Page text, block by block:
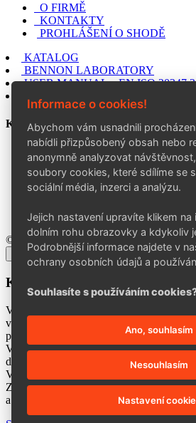
O FIRMĚ
KONTAKTY
PROHLÁŠENÍ O SHODĚ
KATALOG
BENNON LABORATORY
USER MANUAL – EN ISO
USER MANUAL – EN ISO
KONTAKT
BENNON Group a. s.
Šedesátá 7015, 760 01 Zlín
+420 602 757 164
info@bennon.cz
© 2026 BENNON Group a. s.
Kontakty aktualizace
Vážení obchodní partneři,
v rámci zkvalitňování našich služeb a
požadavků
Vás prosíme o 10 minut Vašeho času na
dotazníku.
V případě nejasností prosím kontaktujte
Za vyplnění dotazníku Vám předem
a jako kompenzaci Vám zašleme dárek.
Informace o cookies!
Abychom vám usnadnili
nabídli přizpůsobený obsah nebo
anonymně analyzovat
soubory cookies, které sdílíme se
sociální média, inzerci a analýzu.
Jejich nastavení upravíte klikem
dolním rohu obrazovky a kdykoliv
Podrobnější informace najdete v
ochrany osobních údajů a
Souhlasíte s používáním
Ano, souhlasím
Nesouhlasím
Nastavení